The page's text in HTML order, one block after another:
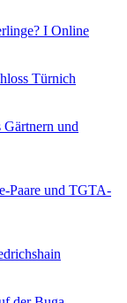
I Online
Türnich
und
Paare und TGTA-